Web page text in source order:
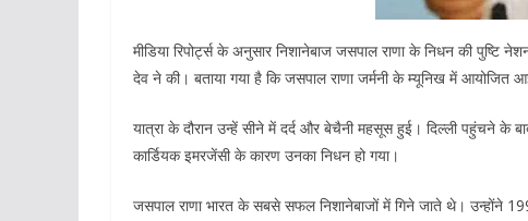
मीडिया रिपोर्ट्स के अनुसार निशानेबाज जसपाल राणा के निधन की
देव ने की। बताया गया है कि जसपाल राणा जर्मनी के म्यूनिख में
यात्रा के दौरान उन्हें सीने में दर्द और बेचैनी महसूस हुई। दिल्ली पहुंचने के
कार्डियक इमरजेंसी के कारण उनका निधन हो गया।
जसपाल राणा भारत के सबसे सफल निशानेबाजों में गिने जाते थे।